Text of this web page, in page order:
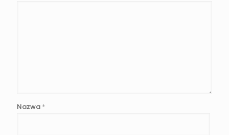
Nazwa *